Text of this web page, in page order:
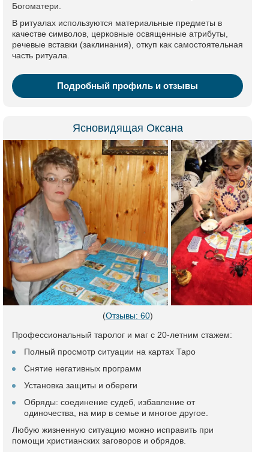
Богоматери.
В ритуалах используются материальные предметы в
качестве символов, церковные освященные атрибуты,
речевые вставки (заклинания), откуп как самостоятельная
часть ритуала.
Подробный профиль и отзывы
Ясновидящая Оксана
(Отзывы: 60)
Профессиональный таролог и маг с 20-летним стажем:
Полный просмотр ситуации на картах Таро
Снятие негативных программ
Установка защиты и обереги
Обряды: соединение судеб, избавление от
одиночества, на мир в семье и многое другое.
Любую жизненную ситуацию можно исправить при
помощи христианских заговоров и обрядов.